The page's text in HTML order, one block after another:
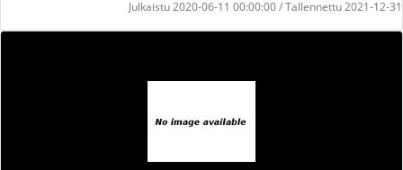
Julkaistu 2020-06-11 00:00:00 / Tallennettu 2021-12-31